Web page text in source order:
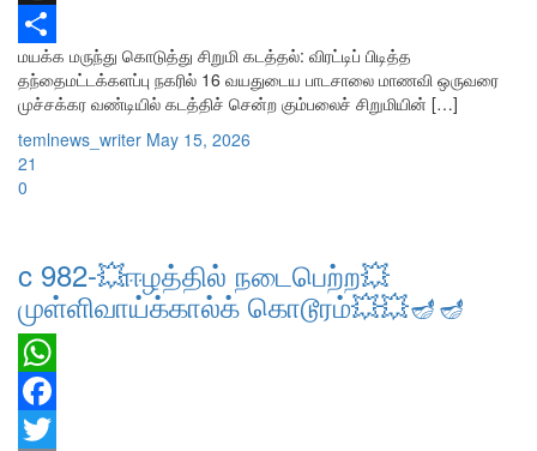
Threads
Share
மயக்க மருந்து கொடுத்து சிறுமி கடத்தல்: விரட்டிப் பிடித்த
தந்தைமட்டக்களப்பு நகரில் 16 வயதுடைய பாடசாலை மாணவி ஒருவரை
முச்சக்கர வண்டியில் கடத்திச் சென்ற கும்பலைச் சிறுமியின் […]
temlnews_writer May 15, 2026
21
0
c 982-💥ஈழத்தில் நடைபெற்ற💥
முள்ளிவாய்க்கால்க் கொடூரம்💥💥🪔🪔
WhatsApp
Facebook